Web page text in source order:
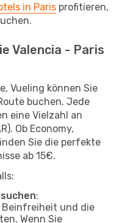
in Paris profitieren,
Valencia - Paris
Vueling können Sie
buchen. Jede
eine Vielzahl an
Ob Economy,
Sie die perfekte
ab 15€.
:
Beinfreiheit und die
Wenn Sie